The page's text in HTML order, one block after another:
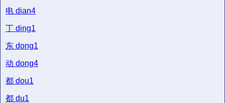
电 dian4
丁 ding1
东 dong1
动 dong4
都 dou1
都 du1